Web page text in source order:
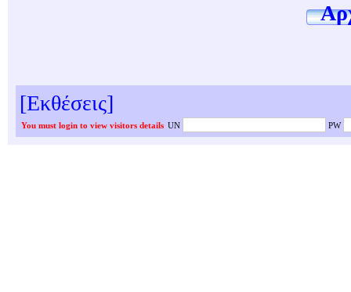
[Εκθέσεις]
You must login to view visitors details UN PW